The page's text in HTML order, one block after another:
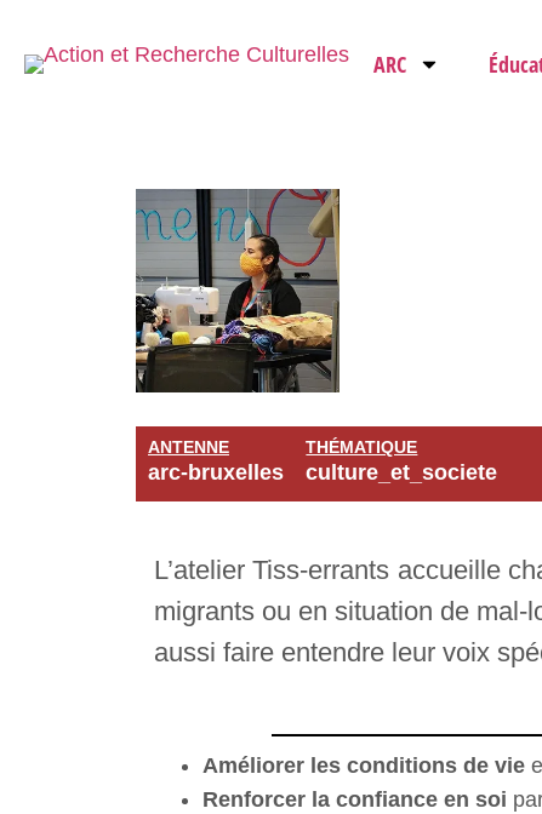
ARC
ANTENNE
arc-bruxelles
THÉMATIQUE
culture_et_societe
L’atelier Tiss-errants accueille
migrants ou en situation de
aussi faire entendre leur voix
Améliorer les conditions de vie
Renforcer la confiance en soi